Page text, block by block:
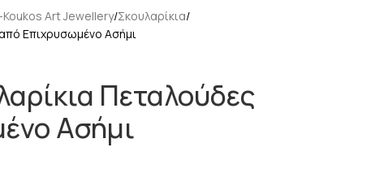
Art Jewellery Σκουλαρίκια
Επιχρυσωμένο Ασήμι
Πεταλούδες
Ασήμι